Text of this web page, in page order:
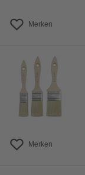
Merken
Merken